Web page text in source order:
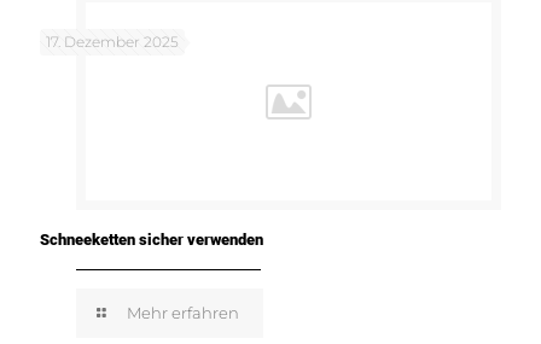
17. Dezember 2025
Schneeketten sicher verwenden
Mehr erfahren